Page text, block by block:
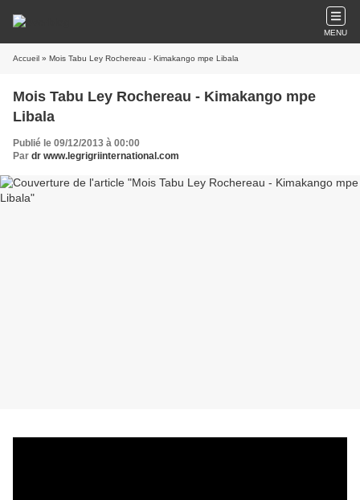
MENU
Accueil » Mois Tabu Ley Rochereau - Kimakango mpe Libala
Mois Tabu Ley Rochereau - Kimakango mpe
Libala
Publié le 09/12/2013 à 00:00
Par dr www.legrigriinternational.com